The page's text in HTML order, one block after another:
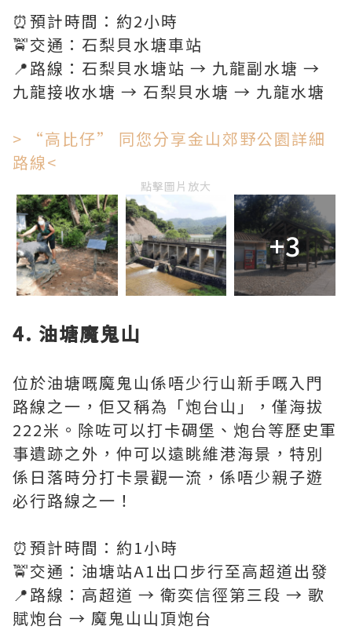
⏰預計時間：約2小時
🚖交通：石梨貝水塘車站
📍路線：石梨貝水塘站 → 九龍副水塘 →
九龍接收水塘 → 石梨貝水塘 → 九龍水塘
> “高比仔” 同您分享金山郊野公園詳細
路線<
點擊圖片放大
+3
4. 油塘魔鬼山
位於油塘嘅魔鬼山係唔少行山新手嘅入門
路線之一，佢又稱為「炮台山」，僅海拔
222米。除咗可以打卡碉堡、炮台等歷史軍
事遺跡之外，仲可以遠眺維港海景，特別
係日落時分打卡景觀一流，係唔少親子遊
必行路線之一！
⏰預計時間：約1小時
🚖交通：油塘站A1出口步行至高超道出發
📍路線：高超道 → 衛奕信徑第三段 → 歌
賦炮台 → 魔鬼山山頂炮台